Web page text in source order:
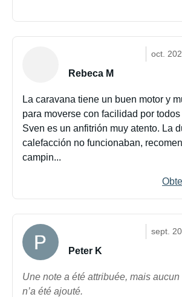
oct.
Rebeca M
La caravana tiene un buen motor y
para moverse con facilidad por
Sven es un anfitrión muy atento. La
calefacción no funcionaban,
campin...
sept.
Peter K
Une note a été attribuée, mais
n’a été ajouté.